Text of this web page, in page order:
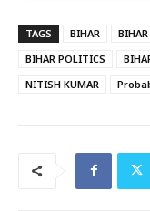
TAGS BIHAR
BIHAR POLITICS
NITISH KUMAR